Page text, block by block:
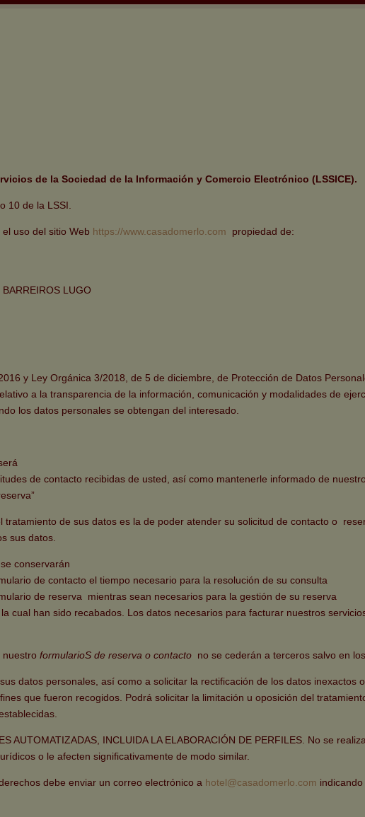
de la Sociedad de la Información y Comercio Electrónico (LSSICE).
10 de la LSSI.
uso del sitio Web https://www.casadomerlo.com propiedad de:
LUGO
y Ley Orgánica 3/2018, de 5 de diciembre, de Protección de Datos
a la transparencia de la información, comunicación y modalidades de
los datos personales se obtengan del interesado.
de contacto recibidas de usted, así como mantenerle informado de
de sus datos es la de poder atender su solicitud de contacto o
sus datos.
conservarán
de contacto el tiempo necesario para la resolución de su consulta
de reserva mientras sean necesarios para la gestión de su reserva
cual han sido recabados. Los datos necesarios para facturar nuestros
nuestroformularioS de reserva o contacto no se cederán a terceros salvo en
datos personales, así como a solicitar la rectificación de los datos inexactos
que fueron recogidos. Podrá solicitar la limitación u oposición del
AUTOMATIZADAS, INCLUIDA LA ELABORACIÓN DE PERFILES. No se
o le afecten significativamente de modo similar.
debe enviar un correo electrónico a hotel@casadomerlo.com